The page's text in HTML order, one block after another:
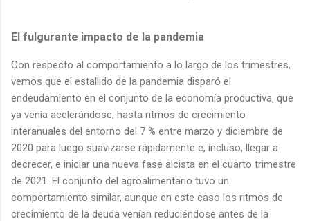
El fulgurante impacto de la pandemia
Con respecto al comportamiento a lo largo de los trimestres,
vemos que el estallido de la pandemia disparó el
endeudamiento en el conjunto de la economía productiva, que
ya venía acelerándose, hasta ritmos de crecimiento
interanuales del entorno del 7 % entre marzo y diciembre de
2020 para luego suavizarse rápidamente e, incluso, llegar a
decrecer, e iniciar una nueva fase alcista en el cuarto trimestre
de 2021. El conjunto del agroalimentario tuvo un
comportamiento similar, aunque en este caso los ritmos de
crecimiento de la deuda venían reduciéndose antes de la